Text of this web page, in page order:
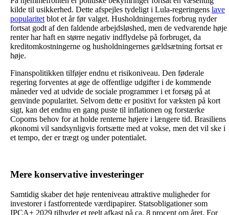
kilde til usikkerhed. Dette afspejles tydeligt i Lula-regeringens lave
popularitet blot et år før valget. Husholdningernes forbrug nyder
fortsat godt af den faldende arbejdsløshed, men de vedvarende høje
renter har haft en større negativ indflydelse på forbruget, da
kreditomkostningerne og husholdningernes gældsætning fortsat er
høje.
Finanspolitikken tilføjer endnu et risikoniveau. Den føderale
regering forventes at øge de offentlige udgifter i de kommende
måneder ved at udvide de sociale programmer i et forsøg på at
genvinde popularitet. Selvom dette er positivt for væksten på kort
sigt, kan det endnu en gang puste til inflationen og forstærke
Copoms behov for at holde renterne højere i længere tid. Brasiliens
økonomi vil sandsynligvis fortsætte med at vokse, men det vil ske i
et tempo, der er trægt og under potentialet.
Mere konservative investeringer
Samtidig skaber det høje renteniveau attraktive muligheder for
investorer i fastforrentede værdipapirer. Statsobligationer som
IPCA+ 2029 tilbyder et reelt afkast på ca. 8 procent om året. For